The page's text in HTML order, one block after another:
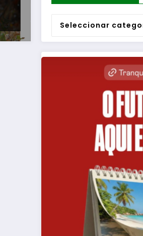
Categorias